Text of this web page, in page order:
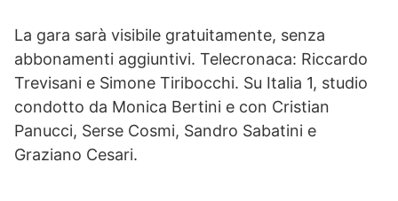
La gara sarà visibile gratuitamente, senza
abbonamenti aggiuntivi. Telecronaca: Riccardo
Trevisani e Simone Tiribocchi. Su Italia 1, studio
condotto da Monica Bertini e con Cristian
Panucci, Serse Cosmi, Sandro Sabatini e
Graziano Cesari.